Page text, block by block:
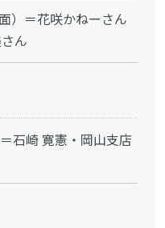
）＝花咲かねーさん
ん
石崎 寛憲・岡山支店